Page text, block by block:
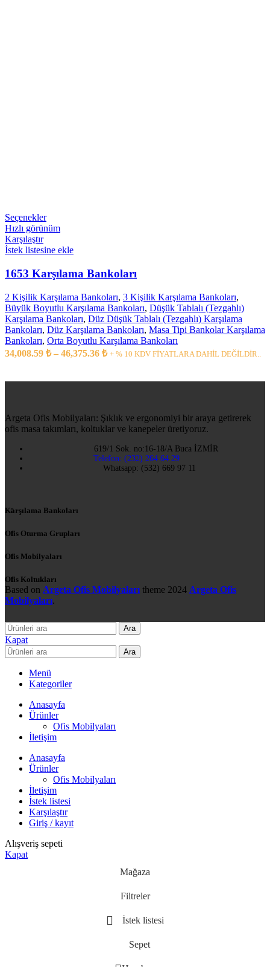
Seçenekler
Hızlı görünüm
Karşılaştır
İstek listesine ekle
1653 Karşılama Bankoları
2 Kişilik Karşılama Bankoları, 3 Kişilik Karşılama Bankoları,
Büyük Boyutlu Karşılama Bankoları, Düşük Tablalı (Tezgahlı)
Karşılama Bankoları, Düz Düşük Tablalı (Tezgahlı) Karşılama
Bankoları, Düz Karşılama Bankoları, Masa Tipi Bankolar Karşılama
Bankoları, Orta Boyutlu Karşılama Bankoları
34,008.59 ₺ – 46,375.36 ₺ + % 10 KDV FİYATLARA DAHİL DEĞİLDİR..
Argeta Ofis Mobilyaları: Şıklık ve ergonomiyi bir araya getirerek
ofis masa takımları, koltuklar ve kanepeler üretiyoruz.
619/1 Sok. no:16-18/A Buca İZMİR
Telefon: (232) 264 64 29
Whatsapp: (532) 669 97 11
Karşılama Bankoları
Ofis Oturma Grupları
Ofis Mobilyaları
Ofis Koltukları
Based on Argeta Ofis Mobilyaları theme 2024 Argeta Ofis
Mobilyaları.
Ara
Kapat
Ara
Menü
Kategoriler
Anasayfa
Ürünler
Ofis Mobilyaları
İletişim
Anasayfa
Ürünler
Ofis Mobilyaları
İletişim
İstek listesi
Karşılaştır
Giriş / kayıt
Alışveriş sepeti
Kapat
Mağaza
Filtreler
İstek listesi
Sepet